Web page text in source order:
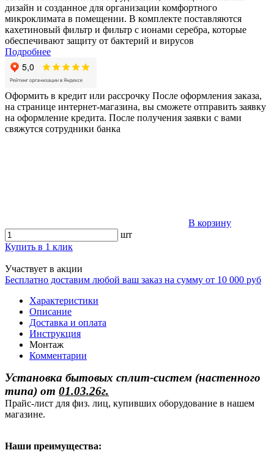
дизайн и созданное для организации комфортного
микроклимата в помещении. В комплекте поставляются
кахетиновый фильтр и фильтр с ионами серебра, которые
обеспечивают защиту от бактерий и вирусов
Подробнее
Оформить в кредит или рассрочку После оформления заказа,
на странице интернет-магазина, вы сможете отправить заявку
на оформление кредита. После получения заявки с вами
свяжутся сотрудники банка
В корзину
шт
Купить в 1 клик
Участвует в акции
Бесплатно доставим любой ваш заказ на сумму от 10 000 руб
Характеристики
Описание
Доставка и оплата
Инструкция
Монтаж
Комментарии
Установка бытовых сплит-систем (настенного
типа) от 01.03.26г.
Прайс-лист для физ. лиц, купивших оборудование в нашем
магазине.
Наши преимущества: